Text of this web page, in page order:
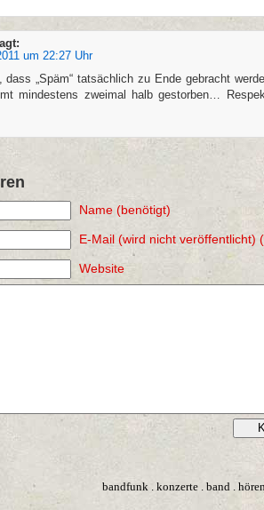
um 22:27 Uhr
dass „Späm“ tatsächlich zu Ende gebracht
mindestens zweimal halb gestorben…
Name (benötigt)
E-Mail (wird nicht veröffentlicht)
Website
bandfunk. konzerte. band.